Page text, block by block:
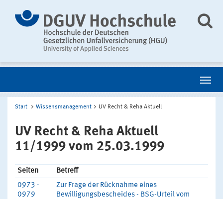
Start Wissensmanagement UV Recht & Reha Aktuell
UV Recht & Reha Aktuell
11/1999 vom 25.03.1999
Seiten
Betreff
0973 -
0979
Zur Frage der Rücknahme eines
Bewilligungsbescheides - BSG-Urteil vom